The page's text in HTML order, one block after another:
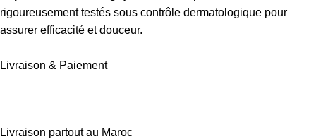
rigoureusement testés sous contrôle dermatologique pour
assurer efficacité et douceur.
Livraison & Paiement
Livraison partout au Maroc